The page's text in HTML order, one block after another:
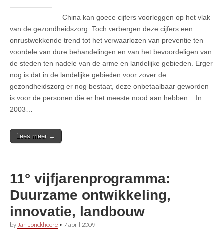
China kan goede cijfers voorleggen op het vlak
van de gezondheidszorg. Toch verbergen deze cijfers een
onrustwekkende trend tot het verwaarlozen van preventie ten
voordele van dure behandelingen en van het bevoordeligen van
de steden ten nadele van de arme en landelijke gebieden. Erger
nog is dat in de landelijke gebieden voor zover de
gezondheidszorg er nog bestaat, deze onbetaalbaar geworden
is voor de personen die er het meeste nood aan hebben. In
2003…
Lees meer →
11° vijfjarenprogramma:
Duurzame ontwikkeling,
innovatie, landbouw
by Jan Jonckheere • 7 april 2009